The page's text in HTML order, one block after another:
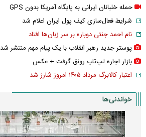
حمله خلبانان ایرانی به پایگاه آمریکا بدون GPS
شرایط فعال‌سازی کیف پول ایران اعلام شد
نام احمد جنتی دوباره بر سر زبان‌ها افتاد
پوستر جدید رهبر انقلاب با یک پیام مهم منتشر شد
بازار اجاره لپ‌تاپ رونق گرفت + عکس
اعتبار کالابرگ مرداد ۱۴۰۵ امروز شارژ شد
خواندنی‌ها